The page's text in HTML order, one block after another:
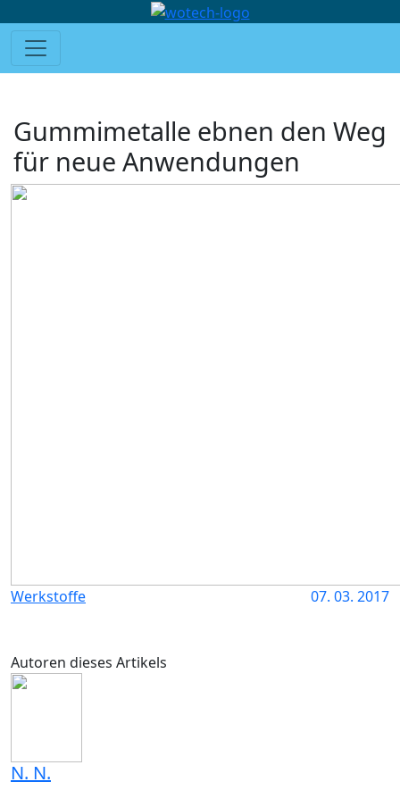
Gummimetalle ebnen den Weg
für neue Anwendungen
Werkstoffe 07. 03. 2017
Autoren dieses Artikels
N. N.